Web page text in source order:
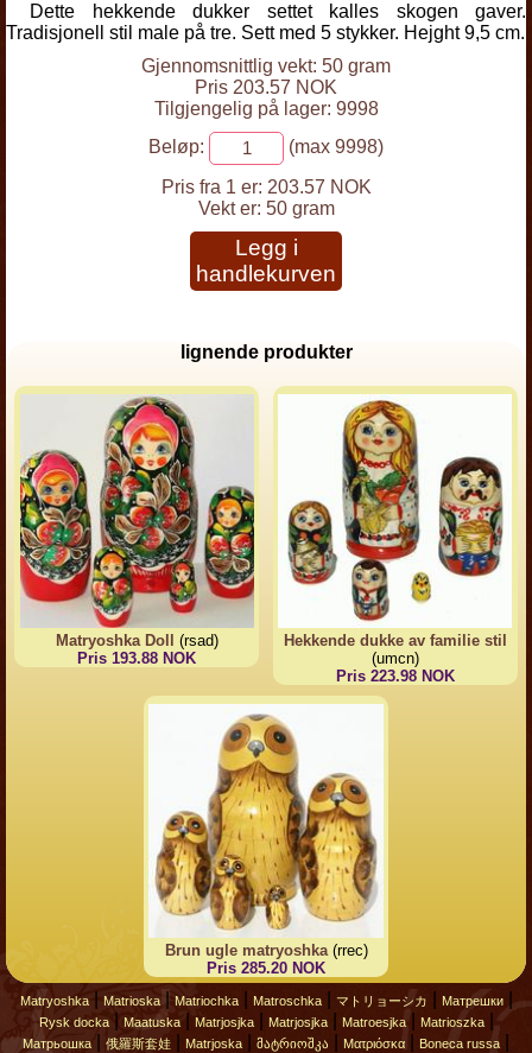
Dette hekkende dukker settet kalles skogen gaver.
Tradisjonell stil male på tre. Sett med 5 stykker. Hejght 9,5 cm.
Gjennomsnittlig vekt: 50 gram
Pris 203.57 NOK
Tilgjengelig på lager: 9998
Beløp:
(max 9998)
Pris fra 1 er: 203.57 NOK
Vekt er: 50 gram
Legg i
handlekurven
lignende produkter
Matryoshka Doll
(rsad)
Pris 193.88 NOK
Hekkende dukke av familie stil
(umcn)
Pris 223.98 NOK
Brun ugle matryoshka(rrec)
Pris 285.20 NOK
Matryoshka| Matrioska| Matriochka| Matroschka| マトリョーシカ Матрешки|
Rysk docka| Maatuska| Matrjosjka| Matrjosjka| Matroesjka| Matrioszka|
Матрьошка 俄羅斯套娃 Matrjoska მატრიოშკა Ματριόσκα Boneca russa